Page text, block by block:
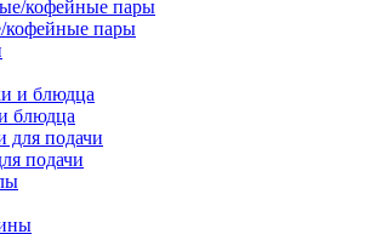
кофейные пары
блюдца
подачи